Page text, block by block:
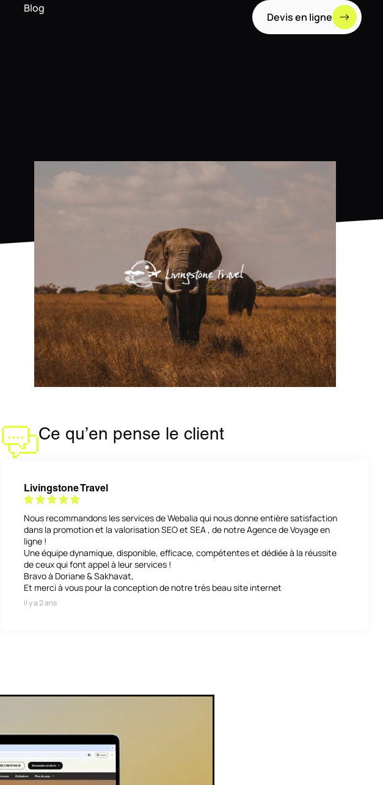
Blog
Devis en ligne
Ce qu’en pense le client
Livingstone Travel
Nous recommandons les services de Webalia qui nous donne entière satisfaction
dans la promotion et la valorisation SEO et SEA , de notre Agence de Voyage en
ligne !
Une équipe dynamique, disponible, efficace, compétentes et dédiée à la réussite
de ceux qui font appel à leur services !
Bravo à Doriane & Sakhavat,
Et merci à vous pour la conception de notre très beau site internet
Il y a 2 ans